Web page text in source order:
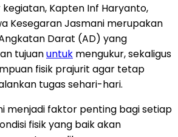
Kapten Inf Haryanto,
Kesegaran Jasmani merupakan
Darat (AD) yang
tujuanuntuk mengukur, sekaligus
fisik prajurit agar tetap
tugas sehari-hari.
menjadi faktor penting bagi setiap
fisik yang baik akan